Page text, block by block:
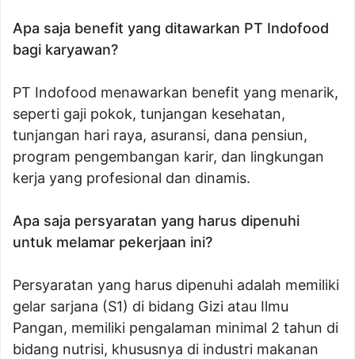
Apa saja benefit yang ditawarkan PT Indofood
bagi karyawan?
PT Indofood menawarkan benefit yang menarik,
seperti gaji pokok, tunjangan kesehatan,
tunjangan hari raya, asuransi, dana pensiun,
program pengembangan karir, dan lingkungan
kerja yang profesional dan dinamis.
Apa saja persyaratan yang harus dipenuhi
untuk melamar pekerjaan ini?
Persyaratan yang harus dipenuhi adalah memiliki
gelar sarjana (S1) di bidang Gizi atau Ilmu
Pangan, memiliki pengalaman minimal 2 tahun di
bidang nutrisi, khususnya di industri makanan